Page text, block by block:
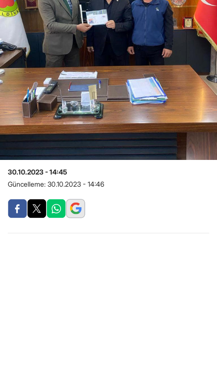
30.10.2023 - 14:45
Güncelleme: 30.10.2023 - 14:46